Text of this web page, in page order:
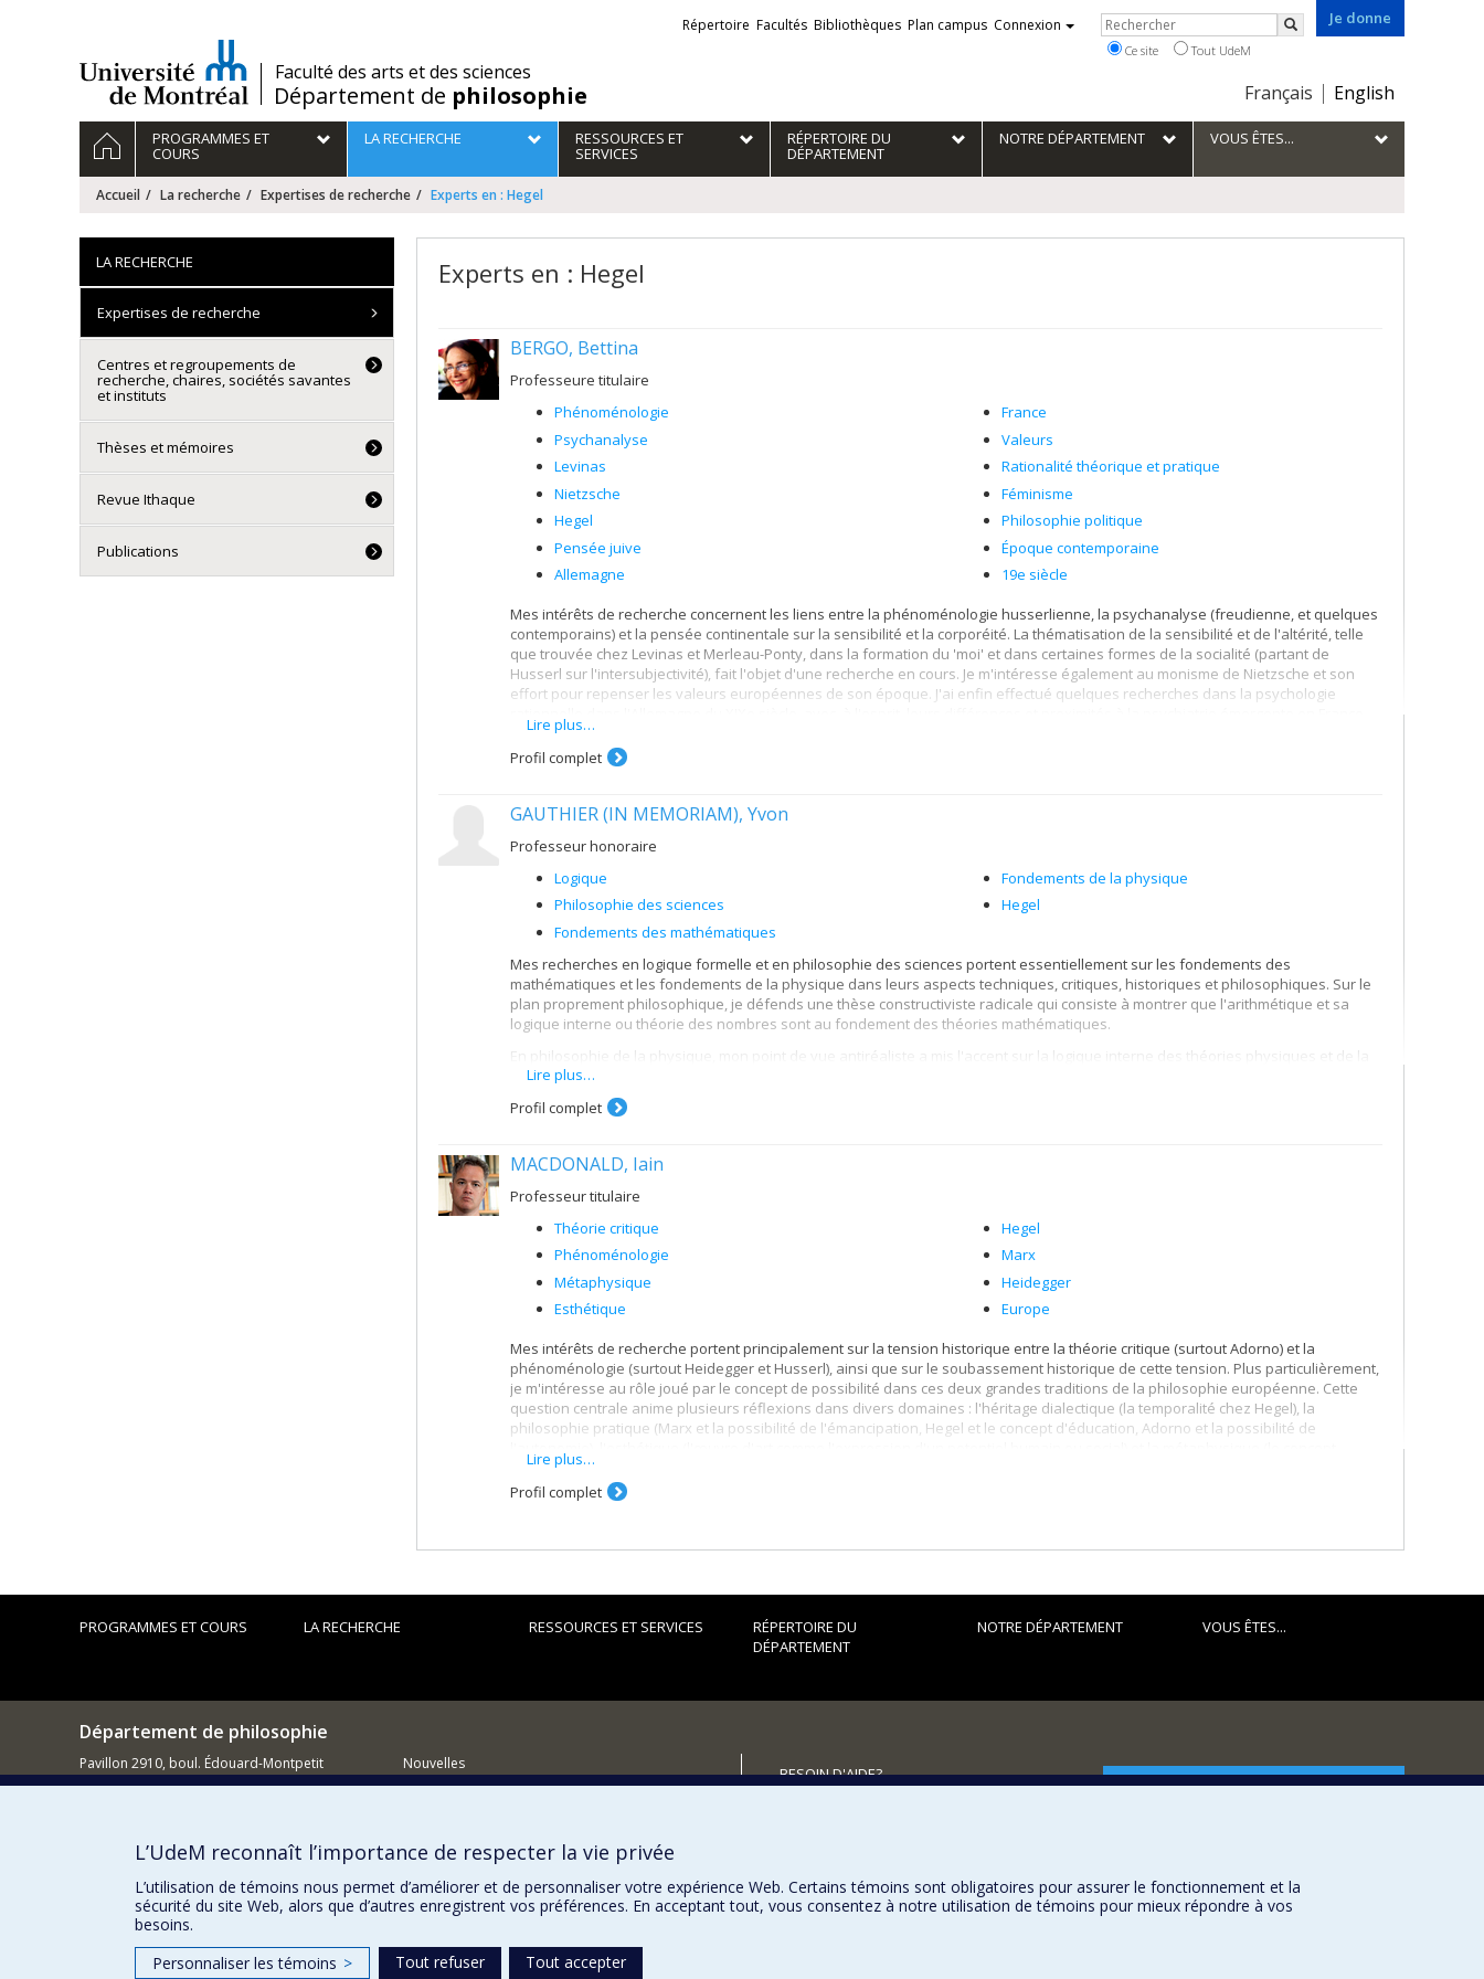
/Faculté des arts et des sciences
Département de philosophie
Je donne
Choix
la
langue
Français English
Liens
externes
Répertoire Facultés Bibliothèques Plan campus Connexion Rechercher
Rechercher
Ce site Tout UdeM
Navigation
principale
ACCUEILPROGRAMMES ET
COURS
LA RECHERCHE RESSOURCES ET
SERVICES
RÉPERTOIRE DU
DÉPARTEMENT
NOTRE DÉPARTEMENT VOUS ÊTES...
Accueil La recherche Expertises de recherche Experts en : Hegel
Experts en : Hegel
BERGO, Bettina
Professeure titulaire
Phénoménologie
Psychanalyse
Levinas
Nietzsche
Hegel
Pensée juive
Allemagne
France
Valeurs
Rationalité théorique et pratique
Féminisme
Philosophie politique
Époque contemporaine
19e siècle
Mes intérêts de recherche concernent les liens entre la phénoménologie husserlienne, la psychanalyse (freudienne, et quelques
contemporains) et la pensée continentale sur la sensibilité et la corporéité. La thématisation de la sensibilité et de l'altérité, telle
que trouvée chez Levinas et Merleau-Ponty, dans la formation du 'moi' et dans certaines formes de la socialité (partant de
Husserl sur l'intersubjectivité), fait l'objet d'une recherche en cours. Je m'intéresse également au monisme de Nietzsche et son
effort pour repenser les valeurs européennes de son époque. J'ai enfin effectué quelques recherches dans la psychologie
(Pinel, Charcot).
Lire plus…
Profil complet
GAUTHIER (IN MEMORIAM), Yvon
Professeur honoraire
Logique
Philosophie des sciences
Fondements des mathématiques
Fondements de la physique
Hegel
Mes recherches en logique formelle et en philosophie des sciences portent essentiellement sur les fondements des
mathématiques et les fondements de la physique dans leurs aspects techniques, critiques, historiques et philosophiques. Sur le
plan proprement philosophique, je défends une thèse constructiviste radicale qui consiste à montrer que l'arithmétique et sa
logique interne ou théorie des nombres sont au fondement des théories mathématiques.
En philosophie de la physique, mon point de vue antiréaliste a mis l'accent sur la logique interne des théories physiques et de la
physique mathématique dans le même esprit constructiviste.
Enfin, j'ai aussi mené des recherches parallèles sur la logique dialectique de Hegel et j'ai pu montrer qu'il s'agit d'une syllogistique
Lire plus…
Profil complet
MACDONALD, Iain
Professeur titulaire
Théorie critique
Phénoménologie
Métaphysique
Esthétique
Hegel
Marx
Heidegger
Europe
Mes intérêts de recherche portent principalement sur la tension historique entre la théorie critique (surtout Adorno) et la
phénoménologie (surtout Heidegger et Husserl), ainsi que sur le soubassement historique de cette tension. Plus particulièrement,
je m'intéresse au rôle joué par le concept de possibilité dans ces deux grandes traditions de la philosophie européenne. Cette
question centrale anime plusieurs réflexions dans divers domaines : l'héritage dialectique (la temporalité chez Hegel), la
philosophie pratique (Marx et la possibilité de l'émancipation, Hegel et le concept d'éducation, Adorno et la possibilité de
d'horizon chez Husserl, la modalité et le primat de l'actualité dans l'histoire de la philosophie).
Lire plus…
Profil complet
LA RECHERCHE
Expertises de recherche
Centres et regroupements de
recherche, chaires, sociétés savantes
et instituts
Thèses et mémoires
Revue Ithaque
Publications
PROGRAMMES ET COURS LA RECHERCHE RESSOURCES ET SERVICES
RÉPERTOIRE DU
DÉPARTEMENT
NOTRE DÉPARTEMENT VOUS ÊTES...
Département de philosophie
Pavillon 2910, boul. Édouard-Montpetit
Nouvelles
BESOIN D'AIDE?
FACULTÉ DES ARTS ET DES SCIENCES
Nos programmes et cours
L’UdeM reconnaît l’importance de respecter la vie privée
L’utilisation de témoins nous permet d’améliorer et de personnaliser votre expérience Web. Certains témoins sont obligatoires pour assurer le fonctionnement et la
sécurité du site Web, alors que d’autres enregistrent vos préférences. En acceptant tout, vous consentez à notre utilisation de témoins pour mieux répondre à vos
besoins.
Personnaliser les témoins > Tout refuser Tout accepter